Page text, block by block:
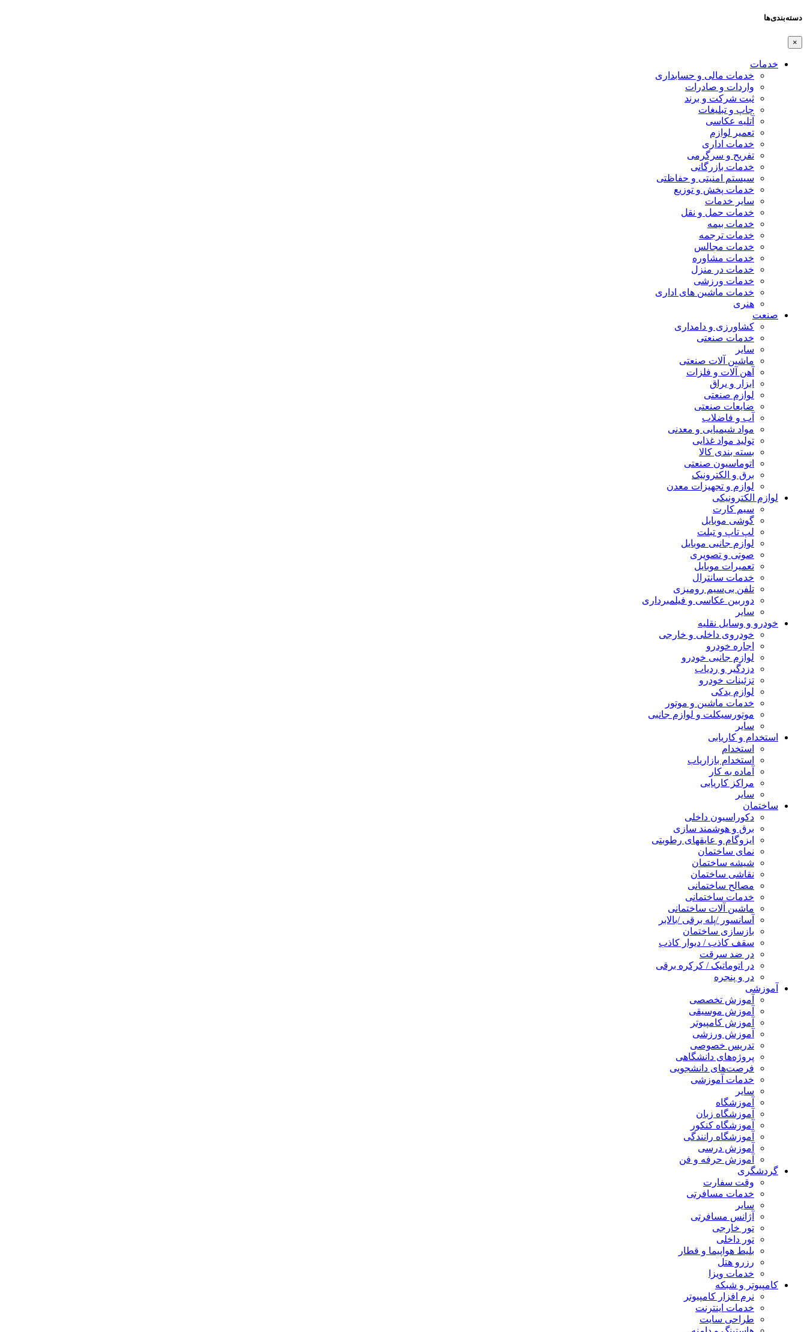
دسته‌بندی‌ها
×
خدمات
خدمات مالی و حسابداری
واردات و صادرات
ثبت شرکت و برند
چاپ و تبلیغات
آتلیه عکاسی
تعمیر لوازم
خدمات اداری
تفریح و سرگرمی
خدمات بازرگانی
سیستم امنیتی و حفاظتی
خدمات پخش و توزیع
سایر خدمات
خدمات حمل و نقل
خدمات بیمه
خدمات ترجمه
خدمات مجالس
خدمات مشاوره
خدمات در منزل
خدمات ورزشی
خدمات ماشین های اداری
هنری
صنعت
کشاورزی و دامداری
خدمات صنعتی
سایر
ماشین آلات صنعتی
آهن آلات و فلزات
ابزار و یراق
لوازم صنعتی
ضایعات صنعتی
آب و فاضلاب
مواد شیمیایی و معدنی
تولید مواد غذایی
بسته بندی کالا
اتوماسیون صنعتی
برق و الکترونیک
لوازم و تجهیزات معدن
لوازم الکترونیکی
سیم کارت
گوشی موبایل
لپ تاپ و تبلت
لوازم جانبی موبایل
صوتی و تصویری
تعمیرات موبایل
خدمات سانترال
تلفن بی‌سیم رومیزی
دوربین عکاسی و فیلمبرداری
سایر
خودرو و وسایل نقلیه
خودروی داخلی و خارجی
اجاره خودرو
لوازم جانبی خودرو
دزدگیر و ردیاب
تزئینات خودرو
لوازم یدکی
خدمات ماشین و موتور
موتورسیکلت و لوازم جانبی
سایر
استخدام و کاریابی
استخدام
استخدام بازاریاب
آماده به کار
مراکز کاریابی
سایر
ساختمان
دکوراسیون داخلی
برق و هوشمند سازی
ایزوگام و عایقهای رطوبتی
نمای ساختمان
شیشه ساختمان
نقاشی ساختمان
مصالح ساختمانی
خدمات ساختمانی
ماشین آلات ساختمانی
آسانسور /پله برقی /بالابر
بازسازی ساختمان
سقف کاذب / دیوار کاذب
در ضد سرقت
در اتوماتیک / کرکره برقی
در و پنجره
آموزشی
آموزش تخصصی
آموزش موسیقی
آموزش کامپیوتر
آموزش ورزشی
تدریس خصوصی
پروژه‌های دانشگاهی
فرصت‌های دانشجویی
خدمات آموزشی
سایر
آموزشگاه
آموزشگاه زبان
آموزشگاه کنکور
آموزشگاه رانندگی
آموزش درسی
آموزش حرفه و فن
گردشگری
وقت سفارت
خدمات مسافرتی
سایر
آژانس مسافرتی
تور خارجی
تور داخلی
بلیط هواپیما و قطار
رزرو هتل
خدمات ویزا
کامپیوتر و شبکه
نرم افزار کامپیوتر
خدمات اینترنت
طراحی سایت